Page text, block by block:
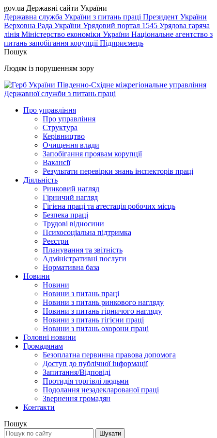
gov.ua Державні сайти України
Державна служба України з питань праці Президент України
Верховна Рада України Урядовий портал 1545 Урядова гаряча
лінія Міністерство економіки України Національне агентство з
питань запобігання корупціїПідприємець
Пошук
Людям із порушенням зору
Південно-Східне міжрегіональне управління
Державної служби з питань праці
Про управління
Про управління
Структура
Керівництво
Очищення влади
Запобігання проявам корупції
Вакансії
Результати перевірки знань інспекторів праці
Діяльність
Ринковий нагляд
Гірничий нагляд
Гігієна праці та атестація робочих місць
Безпека праці
Трудові відносини
Психосоціальна підтримка
Реєстри
Планування та звітність
Адміністративні послуги
Нормативна база
Новини
Новини
Новини з питань праці
Новини з питань ринкового нагляду
Новини з питань гірничого нагляду
Новини з питань гігієни праці
Новини з питань охорони праці
Головні новини
Громадянам
Безоплатна первинна правова допомога
Доступ до публічної інформації
Запитання/Відповіді
Протидія торгівлі людьми
Подолання незадекларованої праці
Звернення громадян
Контакти
Пошук